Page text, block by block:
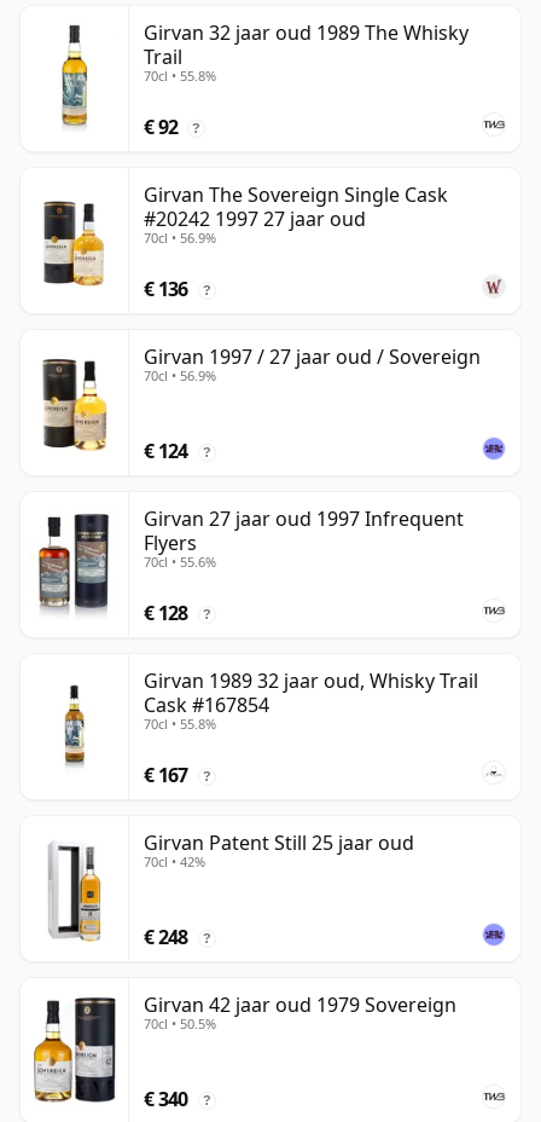
Girvan 32 jaar oud 1989 The Whisky
Trail
70cl • 55.8%
€ 92 ?
Girvan The Sovereign Single Cask
#20242 1997 27 jaar oud
70cl • 56.9%
€ 136 ?
Girvan 1997 / 27 jaar oud / Sovereign
70cl • 56.9%
€ 124 ?
Girvan 27 jaar oud 1997 Infrequent
Flyers
70cl • 55.6%
€ 128 ?
Girvan 1989 32 jaar oud, Whisky Trail
Cask #167854
70cl • 55.8%
€ 167 ?
Girvan Patent Still 25 jaar oud
70cl • 42%
€ 248 ?
Girvan 42 jaar oud 1979 Sovereign
70cl • 50.5%
€ 340 ?